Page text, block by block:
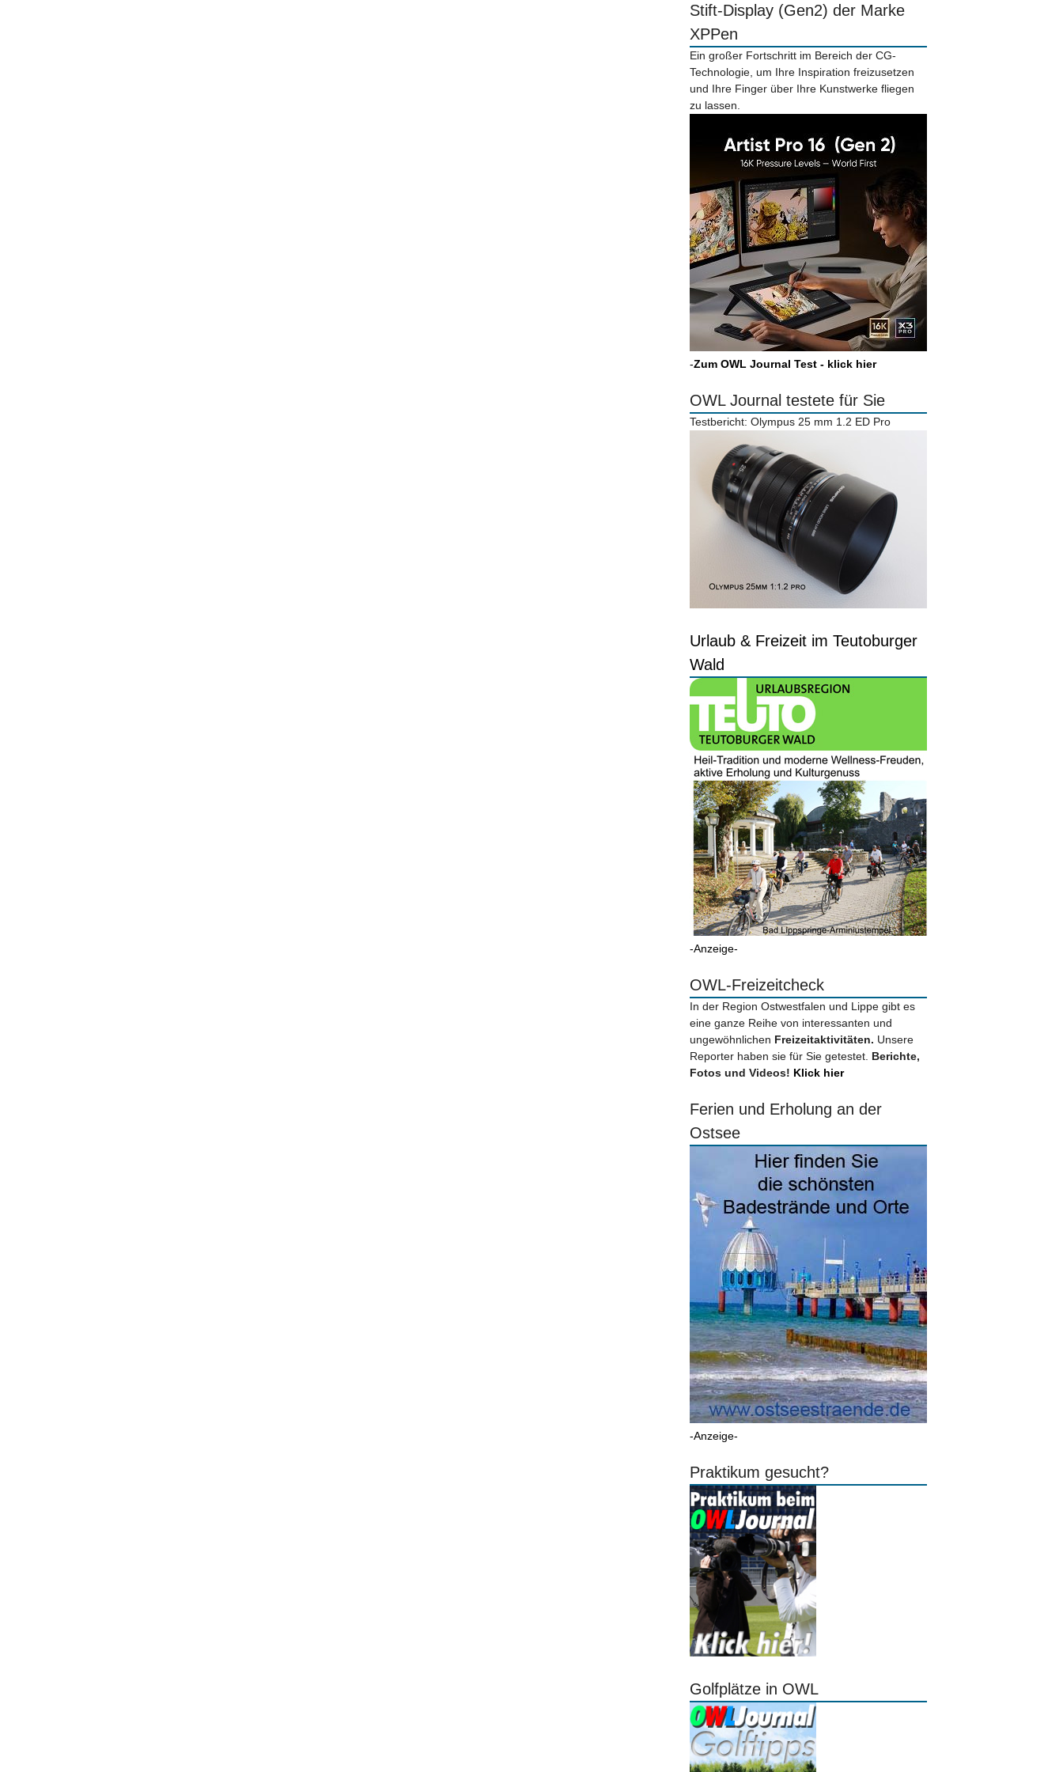
Stift-Display (Gen2) der Marke
XPPen
Ein großer Fortschritt im Bereich der CG-
Technologie, um Ihre Inspiration freizusetzen
und Ihre Finger über Ihre Kunstwerke fliegen
zu lassen.
-Zum OWL Journal Test - klick hier
OWL Journal testete für Sie
Testbericht: Olympus 25 mm 1.2 ED Pro
Urlaub & Freizeit im Teutoburger
Wald
-Anzeige-
OWL-Freizeitcheck
In der Region Ostwestfalen und Lippe gibt es
eine ganze Reihe von interessanten und
ungewöhnlichen Freizeitaktivitäten. Unsere
Reporter haben sie für Sie getestet. Berichte,
Fotos und Videos! Klick hier
Ferien und Erholung an der
Ostsee
-Anzeige-
Praktikum gesucht?
Golfplätze in OWL